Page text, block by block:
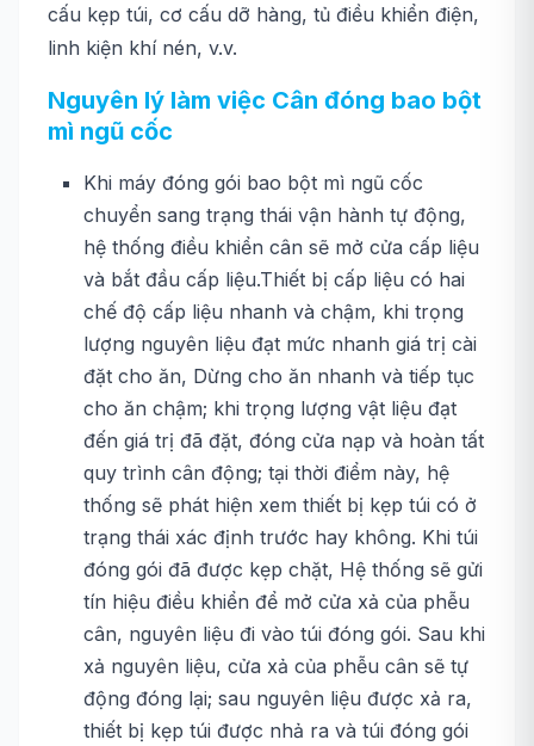
cấu kẹp túi, cơ cấu dỡ hàng, tủ điều khiển điện,
linh kiện khí nén, v.v.
Nguyên lý làm việc Cân đóng bao bột
mì ngũ cốc
Khi máy đóng gói bao bột mì ngũ cốc
chuyển sang trạng thái vận hành tự động,
hệ thống điều khiển cân sẽ mở cửa cấp liệu
và bắt đầu cấp liệu.Thiết bị cấp liệu có hai
chế độ cấp liệu nhanh và chậm, khi trọng
lượng nguyên liệu đạt mức nhanh giá trị cài
đặt cho ăn, Dừng cho ăn nhanh và tiếp tục
cho ăn chậm; khi trọng lượng vật liệu đạt
đến giá trị đã đặt, đóng cửa nạp và hoàn tất
quy trình cân động; tại thời điểm này, hệ
thống sẽ phát hiện xem thiết bị kẹp túi có ở
trạng thái xác định trước hay không. Khi túi
đóng gói đã được kẹp chặt, Hệ thống sẽ gửi
tín hiệu điều khiển để mở cửa xả của phễu
cân, nguyên liệu đi vào túi đóng gói. Sau khi
xả nguyên liệu, cửa xả của phễu cân sẽ tự
động đóng lại; sau nguyên liệu được xả ra,
thiết bị kẹp túi được nhả ra và túi đóng gói